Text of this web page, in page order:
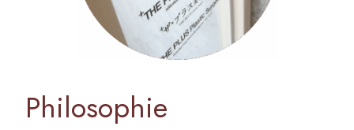
Philosophie